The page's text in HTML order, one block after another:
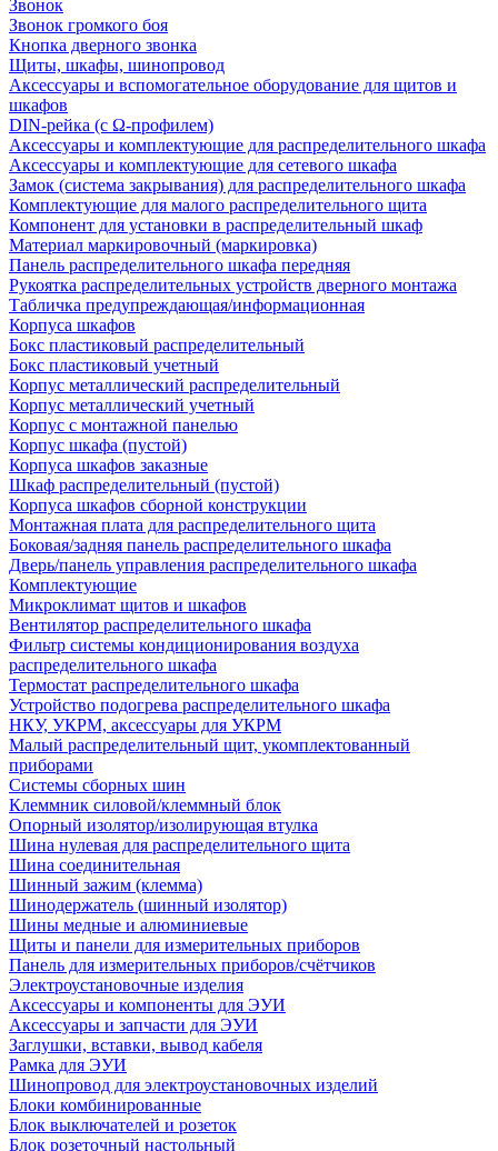
Звонок
Звонок громкого боя
Кнопка дверного звонка
Щиты, шкафы, шинопровод
Аксессуары и вспомогательное оборудование для щитов и
шкафов
DIN-рейка (с Ω-профилем)
Аксессуары и комплектующие для распределительного шкафа
Аксессуары и комплектующие для сетевого шкафа
Замок (система закрывания) для распределительного шкафа
Комплектующие для малого распределительного щита
Компонент для установки в распределительный шкаф
Материал маркировочный (маркировка)
Панель распределительного шкафа передняя
Рукоятка распределительных устройств дверного монтажа
Табличка предупреждающая/информационная
Корпуса шкафов
Бокс пластиковый распределительный
Бокс пластиковый учетный
Корпус металлический распределительный
Корпус металлический учетный
Корпус с монтажной панелью
Корпус шкафа (пустой)
Корпуса шкафов заказные
Шкаф распределительный (пустой)
Корпуса шкафов сборной конструкции
Монтажная плата для распределительного щита
Боковая/задняя панель распределительного шкафа
Дверь/панель управления распределительного шкафа
Комплектующие
Микроклимат щитов и шкафов
Вентилятор распределительного шкафа
Фильтр системы кондиционирования воздуха
распределительного шкафа
Термостат распределительного шкафа
Устройство подогрева распределительного шкафа
НКУ, УКРМ, аксессуары для УКРМ
Малый распределительный щит, укомплектованный
приборами
Системы сборных шин
Клеммник силовой/клеммный блок
Опорный изолятор/изолирующая втулка
Шина нулевая для распределительного щита
Шина соединительная
Шинный зажим (клемма)
Шинодержатель (шинный изолятор)
Шины медные и алюминиевые
Щиты и панели для измерительных приборов
Панель для измерительных приборов/счётчиков
Электроустановочные изделия
Аксессуары и компоненты для ЭУИ
Аксессуары и запчасти для ЭУИ
Заглушки, вставки, вывод кабеля
Рамка для ЭУИ
Шинопровод для электроустановочных изделий
Блоки комбинированные
Блок выключателей и розеток
Блок розеточный настольный